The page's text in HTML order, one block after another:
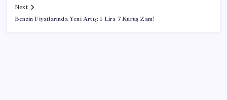
Next
Benzin Fiyatlarında Yeni Artış: 1 Lira 7 Kuruş Zam!